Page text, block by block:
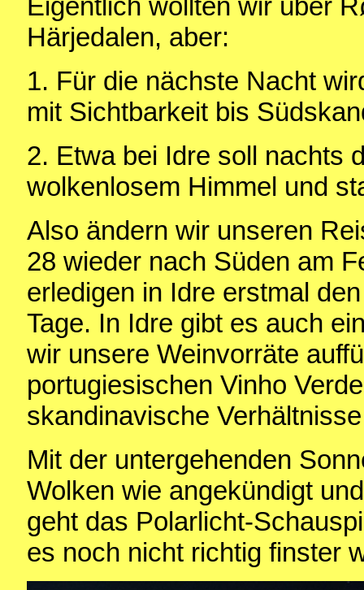
Eigentlich wollten wir über R
Härjedalen, aber:
1. Für die nächste Nacht
mit Sichtbarkeit bis
2. Etwa bei Idre soll nachts
wolkenlosem Himmel und
Also ändern wir unseren
28 wieder nach Süden am
erledigen in Idre erstmal
Tage. In Idre gibt es auch
wir unsere Weinvorräte
portugiesischen Vinho
skandinavische
Mit der untergehenden
Wolken wie angekündigt
geht das Polarlicht-
es noch nicht richtig finster